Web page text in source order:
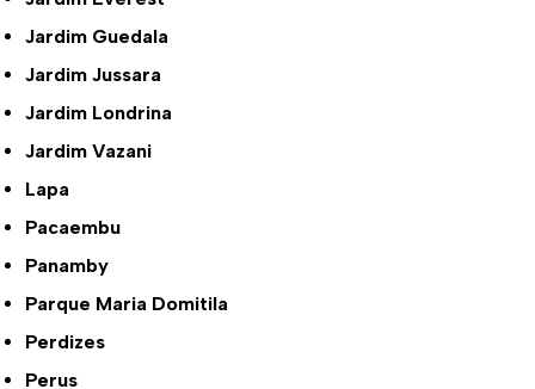
Jardim Guedala
Jardim Jussara
Jardim Londrina
Jardim Vazani
Lapa
Pacaembu
Panamby
Parque Maria Domitila
Perdizes
Perus